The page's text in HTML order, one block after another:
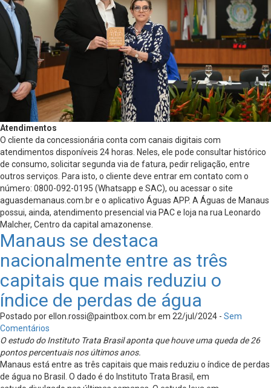
Atendimentos
O cliente da concessionária conta com canais digitais com
atendimentos disponíveis 24 horas. Neles, ele pode consultar histórico
de consumo, solicitar segunda via de fatura, pedir religação, entre
outros serviços. Para isto, o cliente deve entrar em contato com o
número: 0800-092-0195 (Whatsapp e SAC), ou acessar o site
aguasdemanaus.com.br e o aplicativo Águas APP. A Águas de Manaus
possui, ainda, atendimento presencial via PAC e loja na rua Leonardo
Malcher, Centro da capital amazonense.
Manaus se destaca
nacionalmente entre as três
capitais que mais reduziu o
índice de perdas de água
Postado porellon.rossi@paintbox.com.brem 22/jul/2024 - Sem
Comentários
O estudo do Instituto Trata Brasil aponta que houve uma queda de 26
pontos percentuais nos últimos anos.
Manaus está entre as três capitais que mais reduziu o índice de perdas
de água no Brasil. O dado é do Instituto Trata Brasil, em